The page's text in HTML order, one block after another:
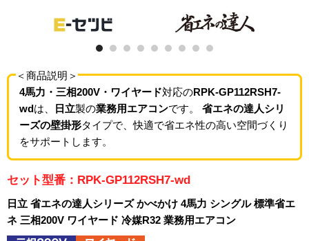
＜商品説明＞
4馬力・三相200V・ワイヤード対応のRPK-GP112RSH7-
wdは、 日立製の業務用エアコンです。 省エネの達人シリ
ーズの壁掛形タイプで、快適で省エネ性の高い空間づくり
をサポートします。
セット型番：RPK-GP112RSH7-wd
日立 省エネの達人シリーズ かべかけ 4馬力 シングル 標準省エ
ネ 三相200V ワイヤード 冷媒R32 業務用エアコン